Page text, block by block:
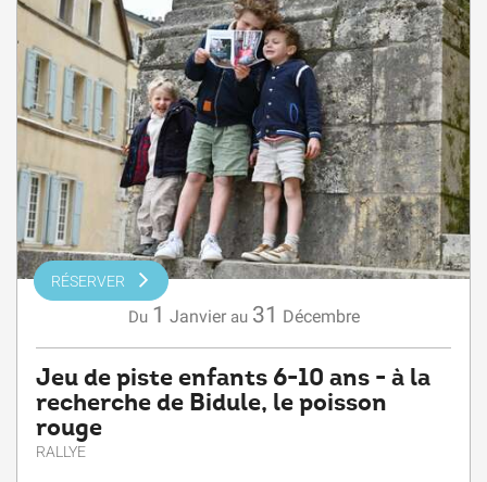
RÉSERVER
Du 1 Janvier au 31 Décembre
Jeu de piste enfants 6-10 ans - à la
recherche de Bidule, le poisson
rouge
RALLYE